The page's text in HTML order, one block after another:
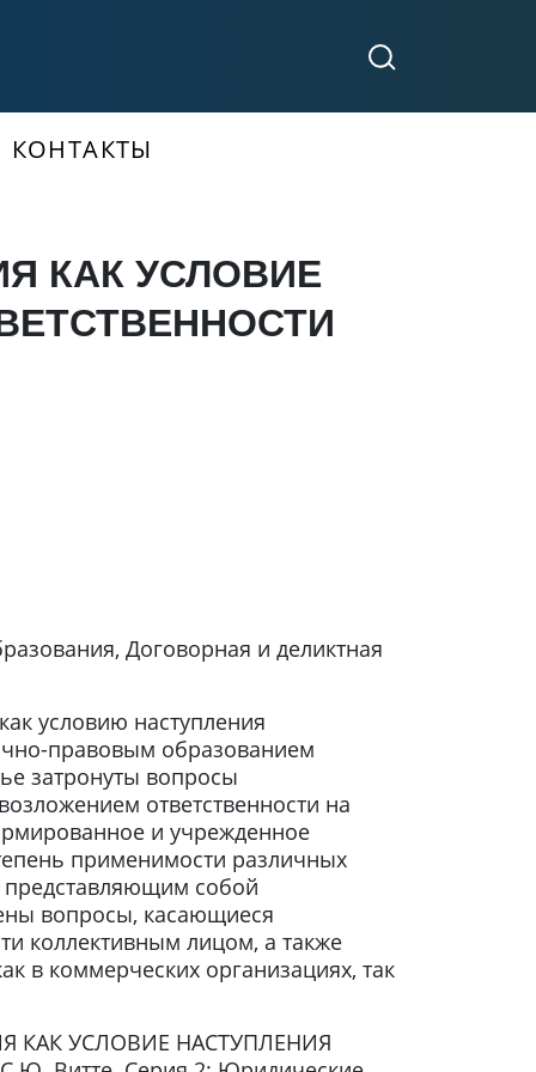
КОНТАКТЫ
КАК УСЛОВИЕ
Договорная и деликтная
условию наступления
правовым образованием
затронуты вопросы
ответственности на
и учрежденное
применимости различных
собой
вопросы, касающиеся
коллективным лицом, а также
в коммерческих организациях, так
КАК УСЛОВИЕ НАСТУПЛЕНИЯ